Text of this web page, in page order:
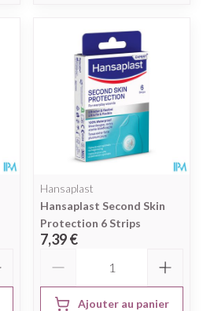
Hansaplast
Hansaplast Second Skin
Protection 6 Strips
7,39 €
Ajouter au panier